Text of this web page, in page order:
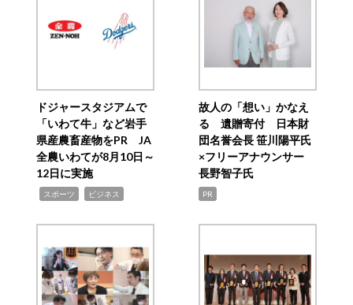
ドジャースタジアムで
「いわて牛」など岩手
県産農畜産物をPR JA
全農いわてが8月10日～
12日に実施
スポーツ ビジネス
故人の「想い」かなえ
る 遺贈寄付 日本財
団名誉会長 笹川陽平氏
×フリーアナウンサー
長野智子氏
PR